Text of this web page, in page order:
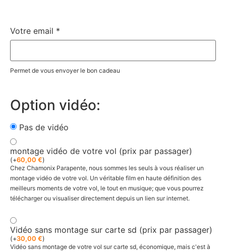
Votre email *
Permet de vous envoyer le bon cadeau
Option vidéo:
Pas de vidéo
montage vidéo de votre vol (prix par passager)
(+60,00 €)
Chez Chamonix Parapente, nous sommes les seuls à vous réaliser un
montage vidéo de votre vol. Un véritable film en haute définition des
meilleurs moments de votre vol, le tout en musique; que vous pourrez
télécharger ou visualiser directement depuis un lien sur internet.
Vidéo sans montage sur carte sd (prix par passager)
(+30,00 €)
Vidéo sans montage de votre vol sur carte sd, économique, mais c'est à